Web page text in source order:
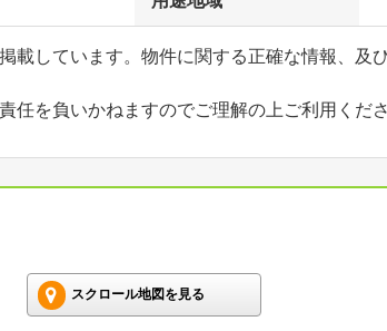
載しています。物件に関する正確な情報、及
を負いかねますのでご理解の上ご利用くださ
スクロール地図を見る